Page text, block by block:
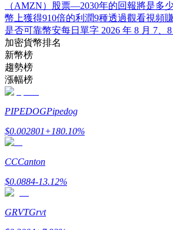
合夥人計劃
最高達65%佣金！
（AMZN）股票—2030年的回報將是多
幣上獲得910倍的利潤9種透過觀看視頻
是否可靠幣安每日單字 2026 年 8 月 7、
加密貨幣排名
新幣榜
趨勢榜
漲幅榜
PIPEDOGPipedog
$0.002801+180.10%
CCCanton
$0.0884-13.12%
GRVTGrvt